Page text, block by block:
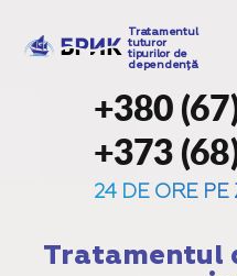
Tratamentul
tuturor
tipurilor de
dependență
+380
+373
24 DE ORE PE
Tratamentul